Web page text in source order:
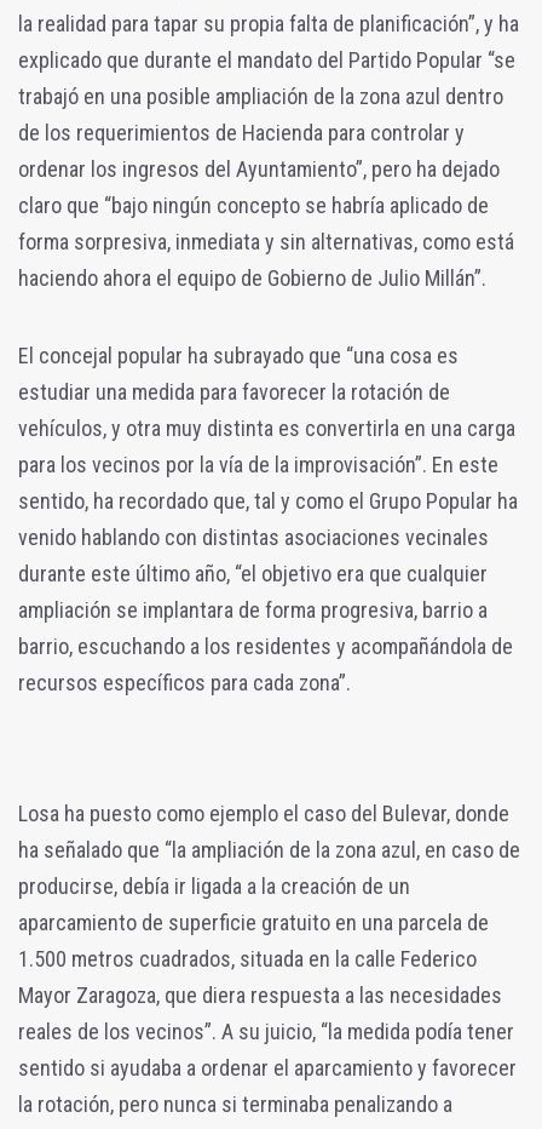
la realidad para tapar su propia falta de planificación”, y ha
explicado que durante el mandato del Partido Popular “se
trabajó en una posible ampliación de la zona azul dentro
de los requerimientos de Hacienda para controlar y
ordenar los ingresos del Ayuntamiento”, pero ha dejado
claro que “bajo ningún concepto se habría aplicado de
forma sorpresiva, inmediata y sin alternativas, como está
haciendo ahora el equipo de Gobierno de Julio Millán”.
El concejal popular ha subrayado que “una cosa es
estudiar una medida para favorecer la rotación de
vehículos, y otra muy distinta es convertirla en una carga
para los vecinos por la vía de la improvisación”. En este
sentido, ha recordado que, tal y como el Grupo Popular ha
venido hablando con distintas asociaciones vecinales
durante este último año, “el objetivo era que cualquier
ampliación se implantara de forma progresiva, barrio a
barrio, escuchando a los residentes y acompañándola de
recursos específicos para cada zona”.
Losa ha puesto como ejemplo el caso del Bulevar, donde
ha señalado que “la ampliación de la zona azul, en caso de
producirse, debía ir ligada a la creación de un
aparcamiento de superficie gratuito en una parcela de
1.500 metros cuadrados, situada en la calle Federico
Mayor Zaragoza, que diera respuesta a las necesidades
reales de los vecinos”. A su juicio, “la medida podía tener
sentido si ayudaba a ordenar el aparcamiento y favorecer
la rotación, pero nunca si terminaba penalizando a